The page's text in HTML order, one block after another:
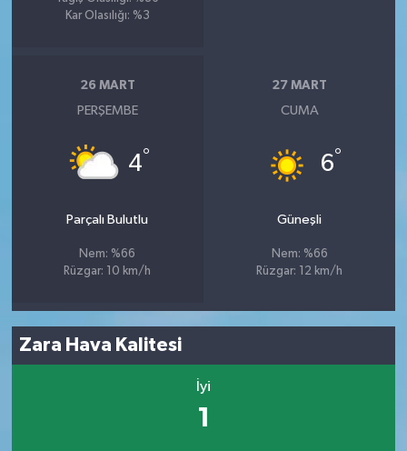
Kar Olasılığı: %3
26 MART
PERŞEMBE
4°
Parçalı Bulutlu
Nem: %66
Rüzgar: 10 km/h
27 MART
CUMA
6°
Güneşli
Nem: %66
Rüzgar: 12 km/h
Zara Hava Kalitesi
İyi
1